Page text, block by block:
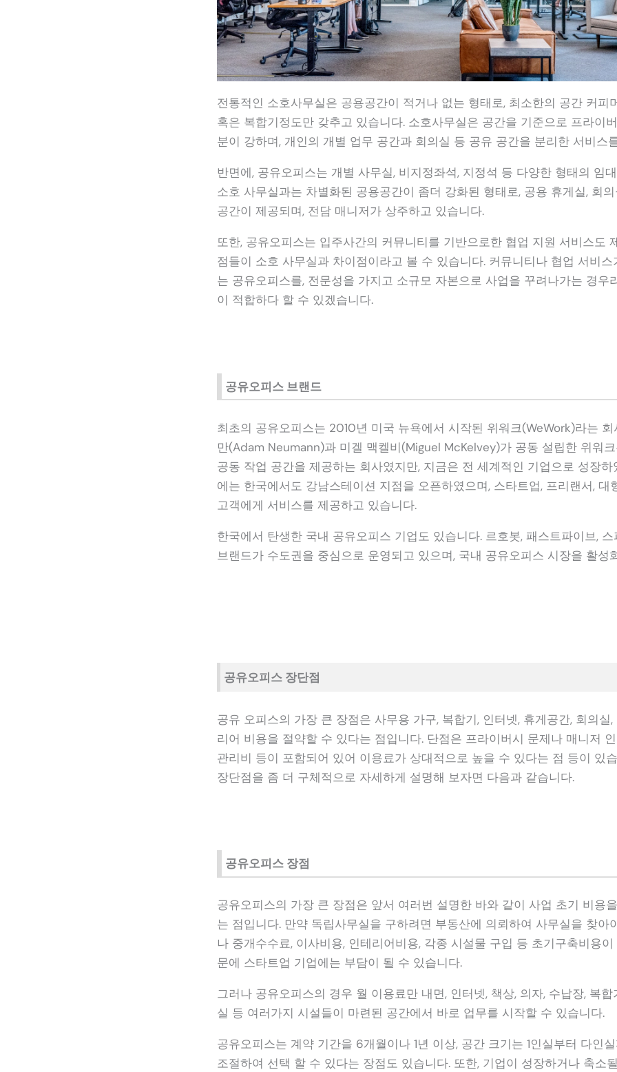
전통적인 소호사무실은 공용공간이 적거나 없는 형태로, 최소한의 공간 커피
혹은 복합기정도만 갖추고 있습니다. 소호사무실은 공간을 기준으로 프라이
분이 강하며, 개인의 개별 업무 공간과 회의실 등 공유 공간을 분리한 서비스
반면에, 공유오피스는 개별 사무실, 비지정좌석, 지정석 등 다양한 형태의 임
소호 사무실과는 차별화된 공용공간이 좀더 강화된 형태로, 공용 휴게실, 회
공간이 제공되며, 전담 매니저가 상주하고 있습니다.
또한, 공유오피스는 입주사간의 커뮤니티를 기반으로한 협업 지원 서비스도
점들이 소호 사무실과 차이점이라고 볼 수 있습니다. 커뮤니티나 협업 서비스
는 공유오피스를, 전문성을 가지고 소규모 자본으로 사업을 꾸려나가는 경우
이 적합하다 할 수 있겠습니다.
공유오피스 브랜드
최초의 공유오피스는 2010년 미국 뉴욕에서 시작된 위워크(WeWork)라는 회
만(Adam Neumann)과 미겔 맥켈비(Miguel McKelvey)가 공동 설립한 위워
공동 작업 공간을 제공하는 회사였지만, 지금은 전 세계적인 기업으로 성장하
에는 한국에서도 강남스테이션 지점을 오픈하였으며, 스타트업, 프리랜서, 대
고객에게 서비스를 제공하고 있습니다.
한국에서 탄생한 국내 공유오피스 기업도 있습니다. 르호봇, 패스트파이브,
브랜드가 수도권을 중심으로 운영되고 있으며, 국내 공유오피스 시장을 활성
공유오피스 장단점
공유 오피스의 가장 큰 장점은 사무용 가구, 복합기, 인터넷, 휴게공간, 회의실
리어 비용을 절약할 수 있다는 점입니다. 단점은 프라이버시 문제나 매니저
관리비 등이 포함되어 있어 이용료가 상대적으로 높을 수 있다는 점 등이 있
장단점을 좀 더 구체적으로 자세하게 설명해 보자면 다음과 같습니다.
공유오피스 장점
공유오피스의 가장 큰 장점은 앞서 여러번 설명한 바와 같이 사업 초기 비용
는 점입니다. 만약 독립사무실을 구하려면 부동산에 의뢰하여 사무실을 찾아
나 중개수수료, 이사비용, 인테리어비용, 각종 시설물 구입 등 초기구축비용
문에 스타트업 기업에는 부담이 될 수 있습니다.
그러나 공유오피스의 경우 월 이용료만 내면, 인터넷, 책상, 의자, 수납장, 복합
실 등 여러가지 시설들이 마련된 공간에서 바로 업무를 시작할 수 있습니다.
공유오피스는 계약 기간을 6개월이나 1년 이상, 공간 크기는 1인실부터 다인
조절하여 선택 할 수 있다는 장점도 있습니다. 또한, 기업이 성장하거나 축소